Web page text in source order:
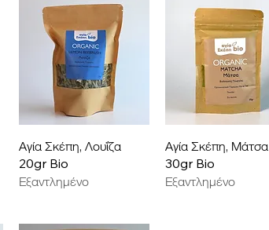
Γρήγορη προβολή
Αγία Σκέπη, Λουΐζα
20gr Bio
Εξαντλημένο
Γρήγορη προβολή
Αγία Σκέπη, Μάτσα
30gr Bio
Εξαντλημένο